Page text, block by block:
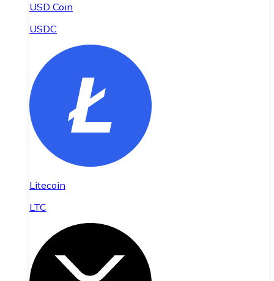
USD Coin
USDC
Litecoin
LTC